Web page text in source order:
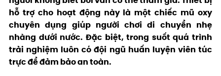
hỗ trợ cho hoạt động này là một chiếc mũ oxy
chuyên dụng giúp người chơi di chuyển nhẹ
nhàng dưới nước. Đặc biệt, trong suốt quá trình
trải nghiệm luôn có đội ngũ huấn luyện viên túc
trực để đảm bảo an toàn.